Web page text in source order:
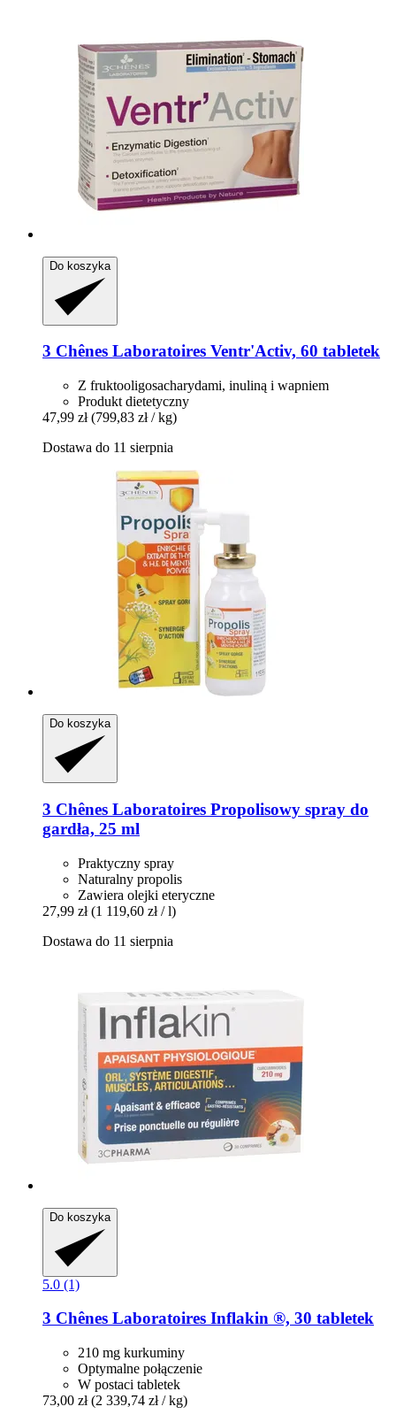
Do koszyka
3 Chênes Laboratoires Ventr'Activ, 60 tabletek
Z fruktooligosacharydami, inuliną i wapniem
Produkt dietetyczny
47,99 zł (799,83 zł / kg)
Dostawa do 11 sierpnia
Do koszyka
3 Chênes Laboratoires Propolisowy spray do
gardła, 25 ml
Praktyczny spray
Naturalny propolis
Zawiera olejki eteryczne
27,99 zł (1 119,60 zł / l)
Dostawa do 11 sierpnia
Do koszyka
5.0 (1)
3 Chênes Laboratoires Inflakin ®, 30 tabletek
210 mg kurkuminy
Optymalne połączenie
W postaci tabletek
73,00 zł (2 339,74 zł / kg)